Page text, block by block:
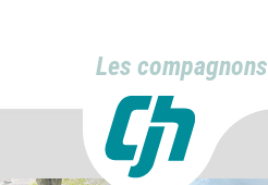
Les compagnons